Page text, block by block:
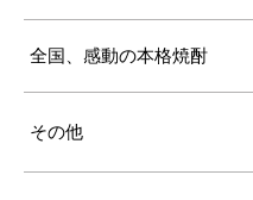
全国、感動の本格焼酎
その他